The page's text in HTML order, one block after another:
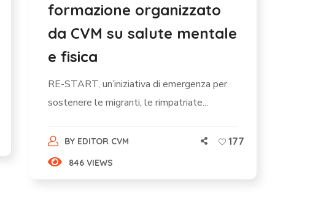
formazione organizzato
da CVM su salute mentale
e fisica
RE-START, un’iniziativa di emergenza per
sostenere le migranti, le rimpatriate...
BY EDITOR CVM
846 VIEWS
177